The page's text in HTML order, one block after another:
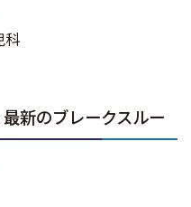
科
新のブレークスルー